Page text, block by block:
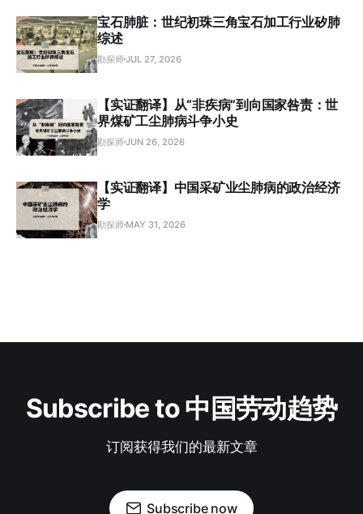
宝石肺脏：世纪初珠三角宝石加工行业矽肺
综述
勘探师 JUL 27, 2026
【实证翻译】从“非疾病”到向国家咎责：世
界煤矿工尘肺病斗争小史
勘探师 JUN 26, 2026
【实证翻译】中国采矿业尘肺病的政治经济
学
勘探师 MAY 31, 2026
Subscribe to 中国劳动趋势
订阅获得我们的最新文章
Subscribe now